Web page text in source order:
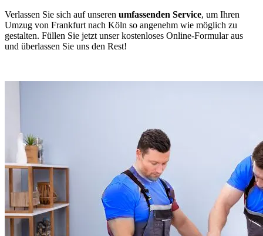
Verlassen Sie sich auf unseren umfassenden Service, um Ihren
Umzug von Frankfurt nach Köln so angenehm wie möglich zu
gestalten. Füllen Sie jetzt unser kostenloses Online-Formular aus
und überlassen Sie uns den Rest!